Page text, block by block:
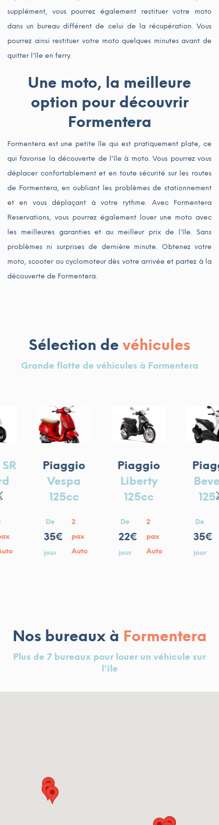
supplément, vous pourrez également restituer votre moto
dans un bureau différent de celui de la récupération. Vous
pourrez ainsi restituer votre moto quelques minutes avant de
quitter l'île en ferry.
Une moto, la meilleure
option pour découvrir
Formentera
Formentera est une petite île qui est pratiquement plate, ce
qui favorise la découverte de l'île à moto. Vous pourrez vous
déplacer confortablement et en toute sécurité sur les routes
de Formentera, en oubliant les problèmes de stationnement
et en vous déplaçant à votre rythme. Avec Formentera
Reservations, vous pourrez également louer une moto avec
les meilleures garanties et au meilleur prix de l'île. Sans
problèmes ni surprises de dernière minute. Obtenez votre
moto, scooter ou cyclomoteur dès votre arrivée et partez à la
découverte de Formentera.
Sélection de véhicules
Grande flotte de véhicules à Formentera
Piaggio
Vespa
125cc
2
pax
Auto
Piaggio
Liberty
125cc
2
pax
Auto
Piaggio
Beverly
125cc
2
pax
Auto
Nos bureaux à Formentera
Plus de 7 bureaux pour louer un véhicule sur
l'île